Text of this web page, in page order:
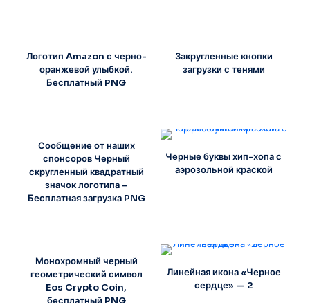
Логотип Amazon с черно-
оранжевой улыбкой.
Бесплатный PNG
Закругленные кнопки
загрузки с тенями
Сообщение от наших
спонсоров Черный
скругленный квадратный
значок логотипа –
Бесплатная загрузка PNG
Черные буквы хип-хопа с
аэрозольной краской
Монохромный черный
геометрический символ
Eos Crypto Coin,
бесплатный PNG
Линейная икона «Черное
сердце» — 2